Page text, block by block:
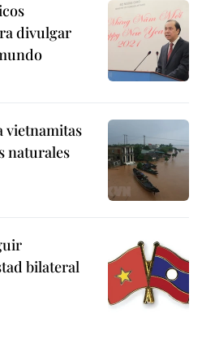
divulgar
vietnamitas
naturales
bilateral